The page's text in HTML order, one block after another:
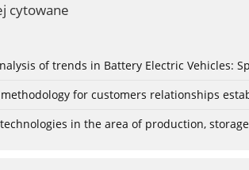
cytowane
of trends in Battery Electric Vehicles:
for customers relationships
in the area of production,